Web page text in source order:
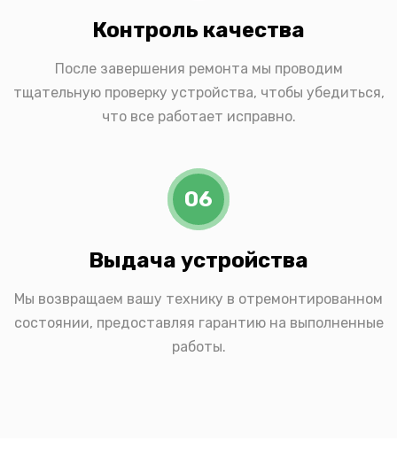
Контроль качества
После завершения ремонта мы проводим
тщательную проверку устройства, чтобы убедиться,
что все работает исправно.
06
Выдача устройства
Мы возвращаем вашу технику в отремонтированном
состоянии, предоставляя гарантию на выполненные
работы.